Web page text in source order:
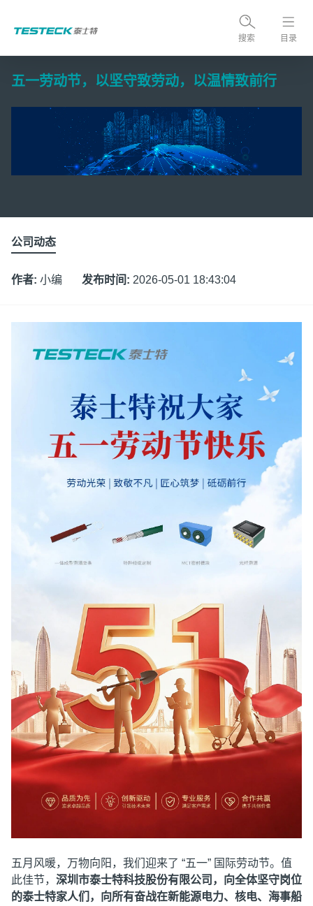
搜索 目录
五一劳动节，以坚守致劳动，以温情致前行
公司动态
作者: 小编 发布时间: 2026-05-01 18:43:04
五月风暖，万物向阳，我们迎来了 “五一” 国际劳动节。值
此佳节， 深圳市泰士特科技股份有限公司，向全体坚守岗位
的泰士特家人们，向所有奋战在新能源电力、核电、海事船